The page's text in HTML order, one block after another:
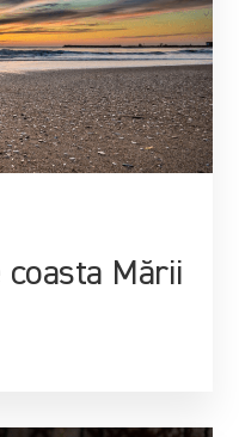
Mării